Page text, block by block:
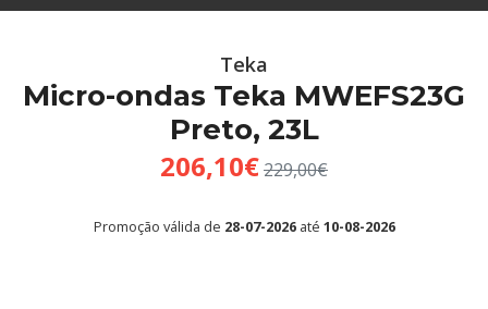
Teka
Micro-ondas Teka MWEFS23G
Preto, 23L
206,10€229,00€
Promoção válida de 28-07-2026até 10-08-2026